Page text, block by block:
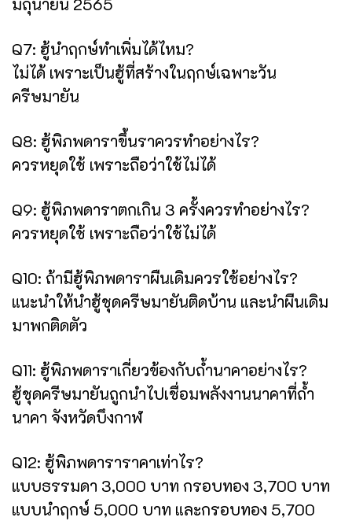
Q7: ฮู้นำฤกษ์ทำเพิ่มได้ไหม?
ไม่ได้ เพราะเป็นฮู้ที่สร้างในฤกษ์เฉพาะวัน
ครีษมายัน
Q8: ฮู้พิภพดาราขึ้นราควรทำอย่างไร?
ควรหยุดใช้ เพราะถือว่าใช้ไม่ได้
Q9: ฮู้พิภพดาราตกเกิน 3 ครั้งควรทำอย่างไร?
ควรหยุดใช้ เพราะถือว่าใช้ไม่ได้
Q10: ถ้ามีฮู้พิภพดาราผืนเดิมควรใช้อย่างไร?
แนะนำให้นำฮู้ชุดครีษมายันติดบ้าน และนำผืนเดิม
มาพกติดตัว
Q11: ฮู้พิภพดาราเกี่ยวข้องกับถ้ำนาคาอย่างไร?
ฮู้ชุดครีษมายันถูกนำไปเชื่อมพลังงานนาคาที่ถ้ำ
นาคา จังหวัดบึงกาฬ
Q12: ฮู้พิภพดาราราคาเท่าไร?
แบบธรรมดา 3,000 บาท กรอบทอง 3,700 บาท
แบบนำฤกษ์ 5,000 บาท และกรอบทอง 5,700